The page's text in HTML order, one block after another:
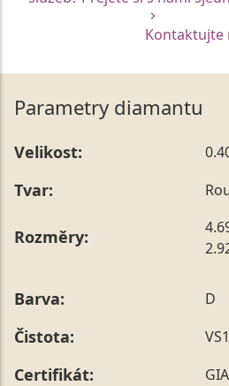
Kontaktujte
Parametry diamantu
Velikost:
Tvar:
Rozměry:
Barva: D
Čistota: VS1
Certifikát: GIA